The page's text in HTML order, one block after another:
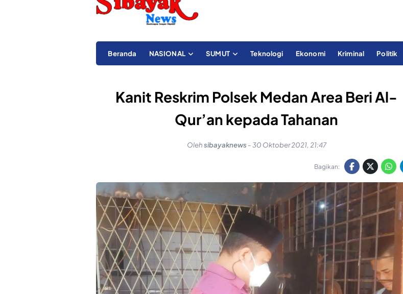
Beranda NASIONAL SUMUT Teknologi Ekonomi Kriminal Politik
Kanit Reskrim Polsek Medan Area Beri Al-
Qur’an kepada Tahanan
Olehsibayaknews -30 Oktober 2021, 21:47
Bagikan: